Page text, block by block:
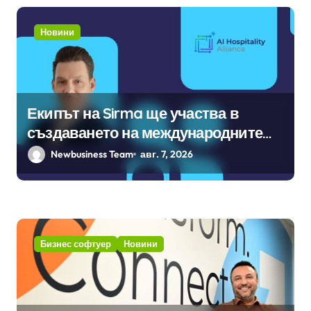
Новини
Екипът на Sirma ще участва в
създаването на международните
стандарти за навлизане на
изкуствен интелект в
Newbusiness Team авг. 7, 2026
Бизнес софтуер Новини